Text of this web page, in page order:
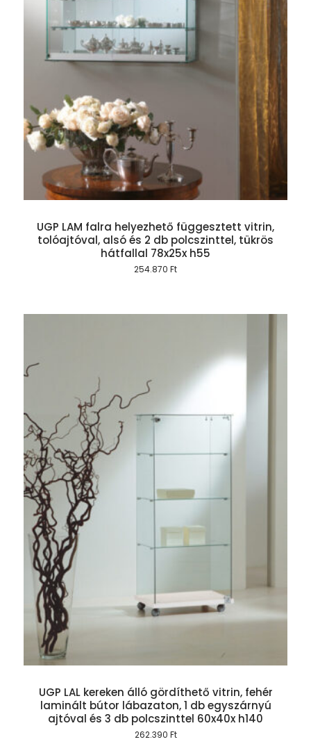
UGP LAM falra helyezhető függesztett vitrin,
tolóajtóval, alsó és 2 db polcszinttel, tükrös
hátfallal 78x25x h55
254.870 Ft
UGP LAL kereken álló gördíthető vitrin, fehér
laminált bútor lábazaton, 1 db egyszárnyú
ajtóval és 3 db polcszinttel 60x40x h140
262.390 Ft